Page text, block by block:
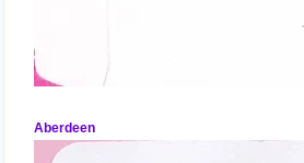
Aberdeen